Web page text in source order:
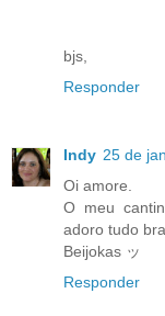
bjs,
Responder
Indy 25 de
Oi amore.
O meu
adoro tudo
Beijokas ッ
Responder